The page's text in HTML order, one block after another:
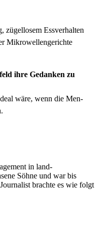
zügel­losem Essver­hal­ten
Mikrow­ellen­gerichte
ihre Gedanken zu
wäre, wenn die Men­
in land­
Söhne und war bis
brachte es wie fol­gt